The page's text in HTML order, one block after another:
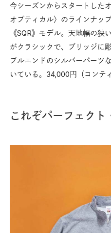
今シーズンからスタートした
オプティカル〉のラインナッ
《SQR》モデル。天地幅の狭
がクラシックで、ブリッジに
プルエンドのシルバーパーツ
いている。34,000円（コンテ
これぞパーフェクト